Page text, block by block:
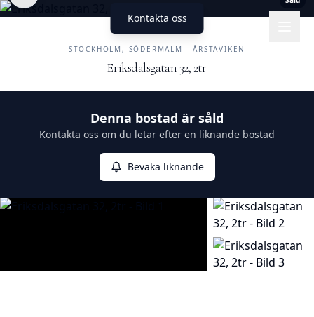
Kontakta oss
STOCKHOLM, SÖDERMALM - ÅRSTAVIKEN
Eriksdalsgatan 32, 2tr
Denna bostad är såld
Kontakta oss om du letar efter en liknande bostad
Bevaka liknande